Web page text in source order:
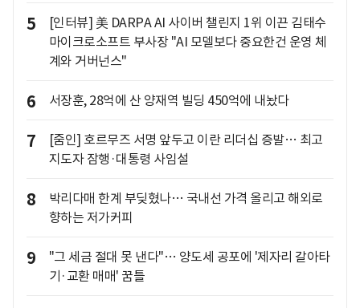
5
[인터뷰] 美 DARPA AI 사이버 챌린지 1위 이끈 김태수
마이크로소프트 부사장 "AI 모델보다 중요한건 운영 체
계와 거버넌스"
6 서장훈, 28억에 산 양재역 빌딩 450억에 내놨다
7
[줌인] 호르무즈 서명 앞두고 이란 리더십 증발… 최고
지도자 잠행·대통령 사임설
8
박리다매 한계 부딪혔나… 국내선 가격 올리고 해외로
향하는 저가커피
9
"그 세금 절대 못 낸다"… 양도세 공포에 '제자리 갈아타
기·교환 매매' 꿈틀